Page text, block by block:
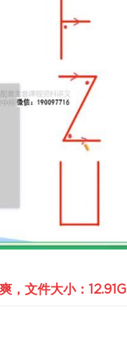
，文件大小：12.91G